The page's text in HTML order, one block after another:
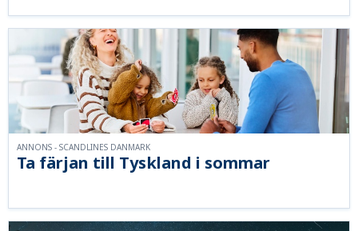
Ta färjan till Tyskland i sommar
ANNONS - SCANDLINES DANMARK